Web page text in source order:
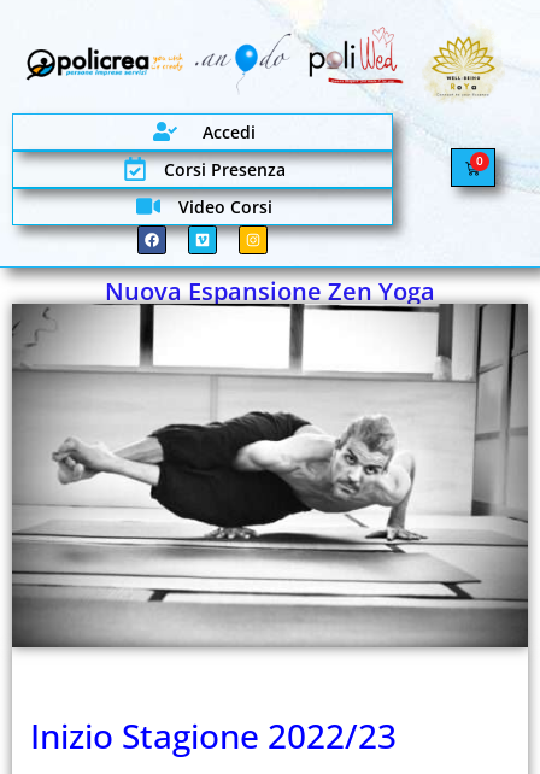
0
Accedi
Corsi Presenza
Video Corsi
Nuova Espansione Zen Yoga
Inizio Stagione 2022/23